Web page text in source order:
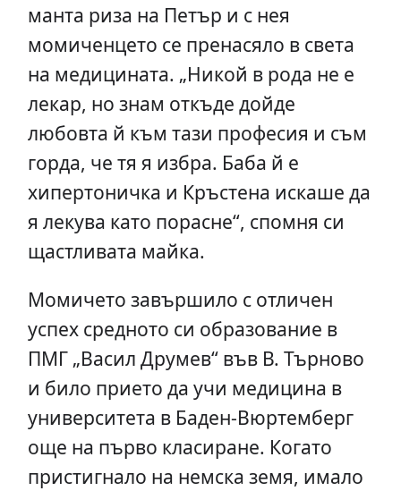
манта риза на Петър и с нея
момиченцето се пренасяло в света
на медицината. „Никой в рода не е
лекар, но знам откъде дойде
любовта й към тази професия и съм
горда, че тя я избра. Баба й е
хипертоничка и Кръстена искаше да
я лекува като порасне“, спомня си
щастливата майка.
Момичето завършило с отличен
успех средното си образование в
ПМГ „Васил Друмев“ във В. Търново
и било прието да учи медицина в
университета в Баден-Вюртемберг
още на първо класиране. Когато
пристигнало на немска земя, имало